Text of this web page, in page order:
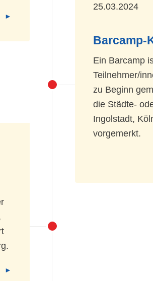
25.03.2024
Barcamp-
Ein Barcamp
Teilnehmer/
zu Beginn
die Städte-
Ingolstadt,
vorgemerkt.